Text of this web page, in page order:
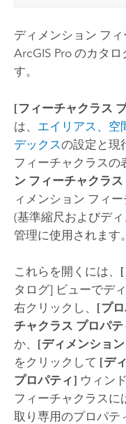
ディメンション フィ
ArcGIS Proのカタロ
す。
[フィーチャクラス
は、 エイリアス、空
デックスの設定と現
フィーチャクラスの
ン フィーチャクラ
ィメンション フィ
(基準縮尺およびデ
管理に使用されます。
これらを開くには、
タログ] ビューでデ
右クリックし、 [プ
チャクラス プロパテ
か、 [ディメンショ
をクリックして [デ
プロパティ] ウィン
フィーチャクラスに
取り専用のプロパテ